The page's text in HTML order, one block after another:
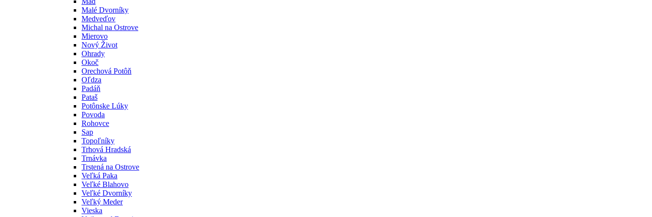
Malé Dvorníky
Medveďov
Michal na Ostrove
Mierovo
Nový Život
Ohrady
Okoč
Orechová Potôň
Oľdza
Padáň
Pataš
Potônske Lúky
Povoda
Rohovce
Sap
Topoľníky
Trhová Hradská
Trnávka
Trstená na Ostrove
Veľká Paka
Veľké Blahovo
Veľké Dvorníky
Veľký Meder
Vieska